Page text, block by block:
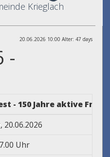
Krieglach
20.06.2026 10:00 Alter: 47 days
-
- 150 Jahre aktive
20.06.2026
Uhr